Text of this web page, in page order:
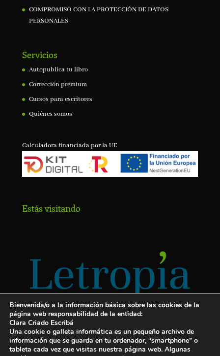
COMPROMISO CON LA PROTECCIÓN DE DATOS
PERSONALES
Servicios
Autopublica tu libro
Corrección premium
Cursos para escritores
Quiénes somos
Calculadora financiada por la UE
Estás visitando
Bienvenida/o a la información básica sobre las cookies de la
página web responsabilidad de la entidad:
Clara Criado Escribá
Una cookie o galleta informática es un pequeño archivo de
información que se guarda en tu ordenador, “smartphone” o
tableta cada vez que visitas nuestra página web. Algunas